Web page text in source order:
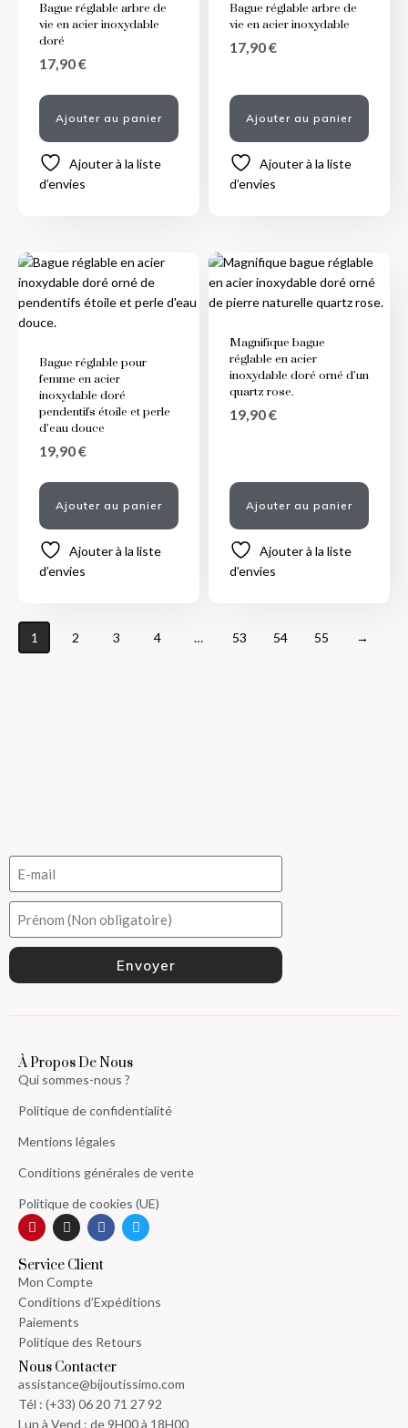
Bague réglable arbre de
vie en acier inoxydable
doré
17,90€
Ajouter au panier
Ajouter à la liste
d’envies
Bague réglable arbre de
vie en acier inoxydable
17,90€
Ajouter au panier
Ajouter à la liste
d’envies
Bague réglable pour
femme en acier
inoxydable doré
pendentifs étoile et perle
d’eau douce
19,90€
Ajouter au panier
Ajouter à la liste
d’envies
Magnifique bague
réglable en acier
inoxydable doré orné d’un
quartz rose.
19,90€
Ajouter au panier
Ajouter à la liste
d’envies
1 2 3 4 … 53 54 55 →
Envoyer
À Propos De Nous
Qui sommes-nous ?
Politique de confidentialité
Mentions légales
Conditions générales de vente
Politique de cookies (UE)
Service Client
Mon Compte
Conditions d’Expéditions
Paiements
Politique des Retours
Nous Contacter
assistance@bijoutissimo.com
Tél : (+33) 06 20 71 27 92
Lun à Vend : de 9H00 à 18H00